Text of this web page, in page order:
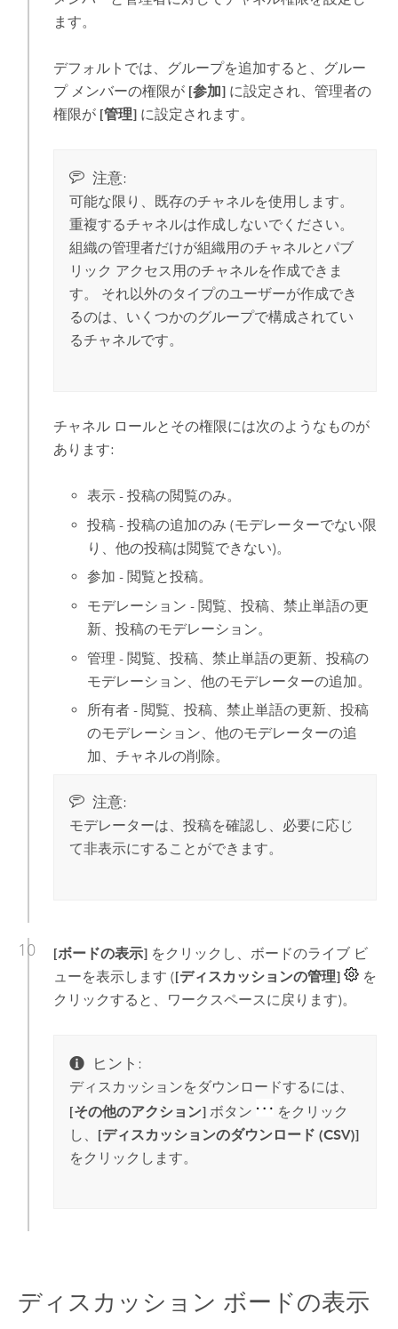
ます。
デフォルトでは、グループを追加すると、グルー
プ メンバーの権限が [参加]に設定され、管理者の
権限が [管理]に設定されます。
注意:
可能な限り、既存のチャネルを使用します。
重複するチャネルは作成しないでください。
組織の管理者だけが組織用のチャネルとパブ
リック アクセス用のチャネルを作成できま
す。 それ以外のタイプのユーザーが作成でき
るのは、いくつかのグループで構成されてい
るチャネルです。
チャネル ロールとその権限には次のようなものが
あります:
表示 - 投稿の閲覧のみ。
投稿 - 投稿の追加のみ (モデレーターでない限
り、他の投稿は閲覧できない)。
参加 - 閲覧と投稿。
モデレーション - 閲覧、投稿、禁止単語の更
新、投稿のモデレーション。
管理 - 閲覧、投稿、禁止単語の更新、投稿の
モデレーション、他のモデレーターの追加。
所有者 - 閲覧、投稿、禁止単語の更新、投稿
のモデレーション、他のモデレーターの追
加、チャネルの削除。
注意:
モデレーターは、投稿を確認し、必要に応じ
て非表示にすることができます。
[ボードの表示]をクリックし、ボードのライブ ビ
ューを表示します ([ディスカッションの管理]
を
クリックすると、ワークスペースに戻ります)。
ヒント:
ディスカッションをダウンロードするには、
[その他のアクション]ボタン
をクリック
し、 [ディスカッションのダウンロード (CSV)]
をクリックします。
ディスカッション ボードの表示